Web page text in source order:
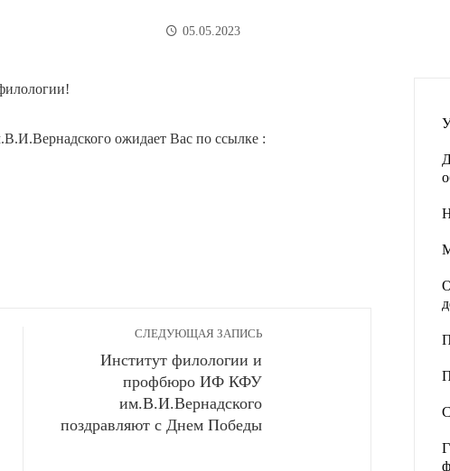
05.05.2023
ожидает Вас по ссылке :
СЛЕДУЮЩАЯ ЗАПИСЬ
Институт филологии и
профбюро ИФ КФУ
им.В.И.Вернадского
поздравляют с Днем Победы